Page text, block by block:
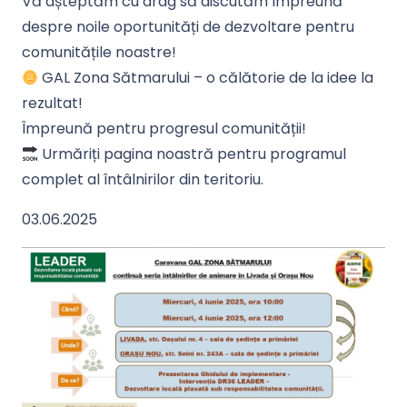
despre noile oportunități de dezvoltare pentru
comunitățile noastre!
GAL Zona Sătmarului – o călătorie de la idee la
rezultat!
Împreună pentru progresul comunității!
Urmăriți pagina noastră pentru programul
complet al întâlnirilor din teritoriu.
03.06.2025